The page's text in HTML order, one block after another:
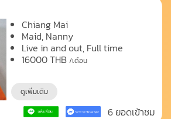
Chiang Mai
Maid Nanny
Live in and out, Full time
16000THB /เดือน
ดูเพิ่มเติม
6 ยอดเข้าชม